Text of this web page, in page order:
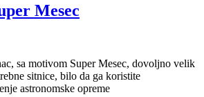
Mesec
sa motivom Super Mesec, dovoljno velik
sitnice, bilo da ga koristite
astronomske opreme